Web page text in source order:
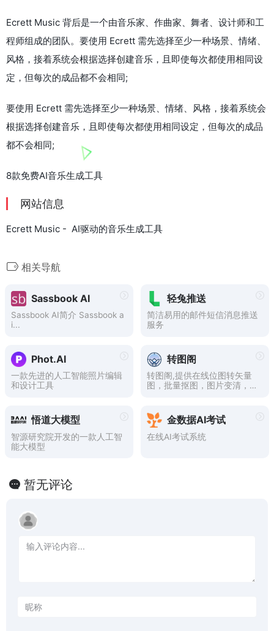
Ecrett Music 背后是一个由音乐家、作曲家、舞者、设计师和工
程师组成的团队。要使用 Ecrett 需先选择至少一种场景、情绪、
风格，接着系统会根据选择创建音乐，且即使每次都使用相同设
定，但每次的成品都不会相同;
要使用 Ecrett 需先选择至少一种场景、情绪、风格，接着系统会
根据选择创建音乐，且即使每次都使用相同设定，但每次的成品
都不会相同;
8款免费AI音乐生成工具
网站信息
Ecrett Music - AI驱动的音乐生成工具
相关导航
Sassbook AI
Sassbook AI简介 Sassbook a
i...
轻兔推送
简洁易用的邮件短信消息推送
服务
Phot.AI
一款先进的人工智能照片编辑
和设计工具
转图阁
转图阁,提供在线位图转矢量
图，批量抠图，图片变清，无
也有人脸素描，人脸漫画，人
脸修复等等智能人脸美颜功
能。
悟道大模型
智源研究院开发的一款人工智
能大模型
金数据AI考试
在线AI考试系统
暂无评论